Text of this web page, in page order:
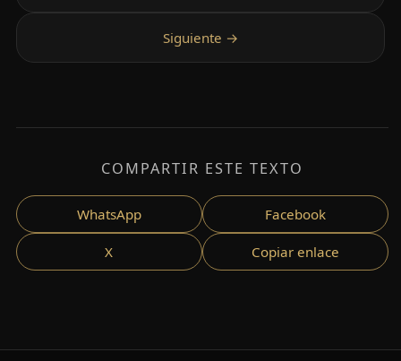
COMPARTIR ESTE TEXTO
WhatsApp Facebook
X Copiar enlace